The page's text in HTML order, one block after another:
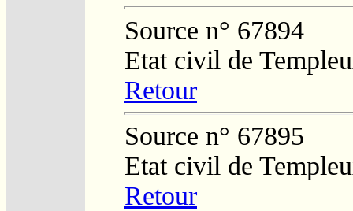
Source n° 67894
Etat civil de
Retour
Source n° 67895
Etat civil de
Retour